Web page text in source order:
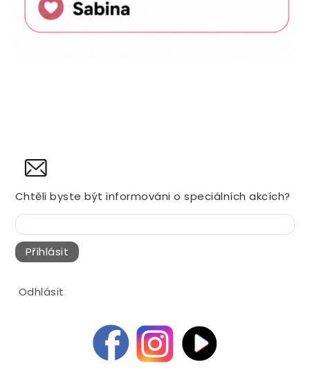
Chtěli byste být informováni o speciálních akcích?
Přihlásit
Odhlásit